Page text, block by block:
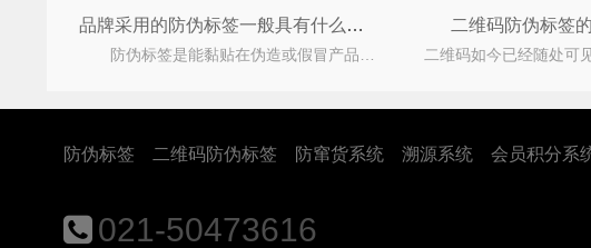
品牌采用的防伪标签一般具有什么特点？
防伪标签是能黏贴在伪造或假冒产品上的，消费者在购买产品时，用以识别真伪的一种标签。它具有防
二维码防伪标签
防伪标签 二维码防伪标签 防窜货系统 溯源系统 会员积分系
021-50473616